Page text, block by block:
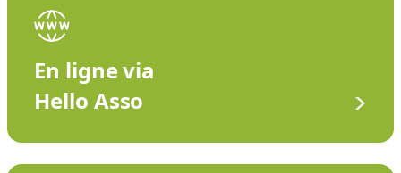
En ligne via
Hello Asso